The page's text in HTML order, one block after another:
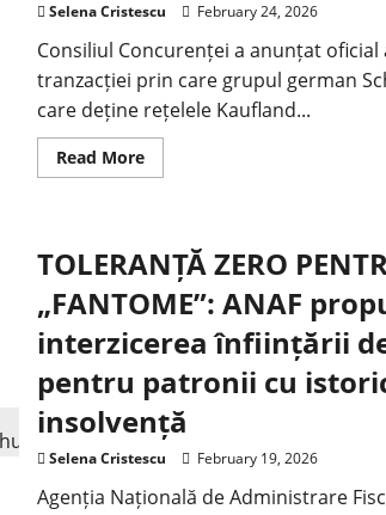
Selena Cristescu February 24, 2026
Consiliul Concurenței a anunțat oficial
tranzacției prin care grupul german
care deține rețelele Kaufland...
Read More
TOLERANȚĂ ZERO
„FANTOME”: ANAF
interzicerea înființării
pentru patronii cu
insolvență
Selena Cristescu February 19, 2026
Agenția Națională de Administrare